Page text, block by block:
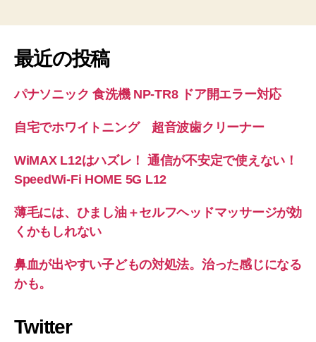
最近の投稿
パナソニック 食洗機 NP-TR8 ドア開エラー対応
自宅でホワイトニング 超音波歯クリーナー
WiMAX L12はハズレ！ 通信が不安定で使えない！
SpeedWi-Fi HOME 5G L12
薄毛には、ひまし油＋セルフヘッドマッサージが効
くかもしれない
鼻血が出やすい子どもの対処法。治った感じになる
かも。
Twitter